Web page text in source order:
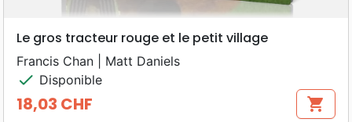
Le gros tracteur rouge et le petit village
Francis Chan | Matt Daniels
check Disponible
Prix
18,03 CHF shopping_cart